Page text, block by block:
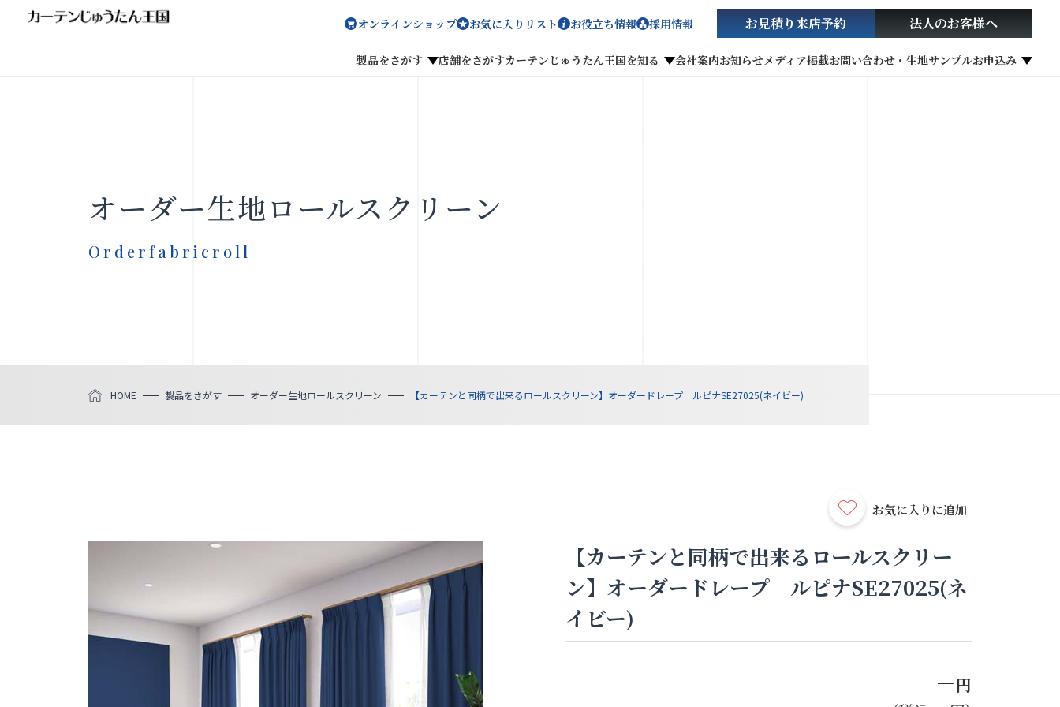
オンラインショップ お気に入りリスト お役立ち情報 採用情報
製品をさがす 店舗をさがすカーテンじゅうたん王国を知る 会社案内お知らせメディア掲載お問い合わせ・生地サンプルお申込み
お見積り来店予約 法人のお客様へ
製品をさがす
オーダー生地ロールスクリーン
Orderfabricroll
HOME 製品をさがす オーダー生地ロールスクリーン 【カーテンと同柄で出来るロールスクリーン】オーダードレープ ルピナSE27025(ネイビー)
お気に入りに追加
【カーテンと同柄で出来るロールスクリー
ン】オーダードレープ ルピナSE27025(ネ
イビー)
－円